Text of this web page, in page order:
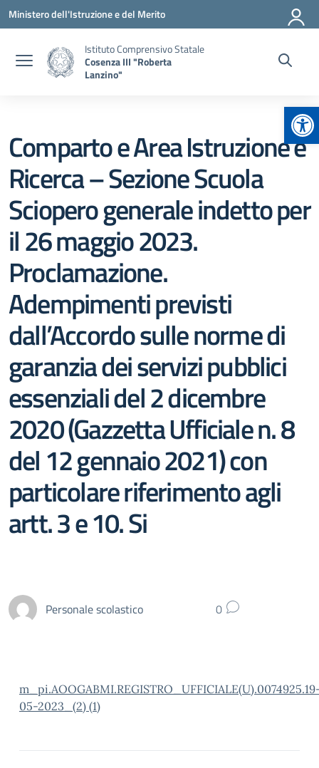
Vai ai contenuti
Vai al menu di navigazione
Vai al footer
Ministero dell'Istruzione e del Merito
Istituto Comprensivo Statale
Cosenza III "Roberta
Lanzino"
Comparto e Area Istruzione e
Ricerca – Sezione Scuola
Sciopero generale indetto per
il 26 maggio 2023.
Proclamazione.
Adempimenti previsti
dall’Accordo sulle norme di
garanzia dei servizi pubblici
essenziali del 2 dicembre
2020 (Gazzetta Ufficiale n. 8
del 12 gennaio 2021) con
particolare riferimento agli
artt. 3 e 10. Si
Personale scolastico 0
05-2023_(2) (1)